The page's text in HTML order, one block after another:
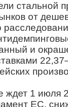
стальной
от
и
1 июля
ЕС,